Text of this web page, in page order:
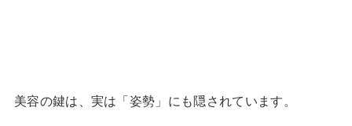
美容の鍵は、実は「姿勢」にも隠されています。